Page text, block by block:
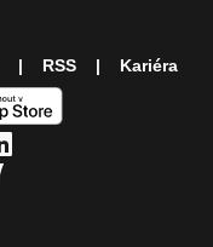
RSS Kariéra